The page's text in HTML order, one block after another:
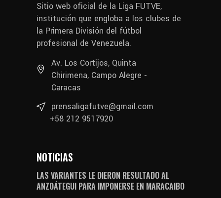
Sitio web oficial de la Liga FUTVE,
institución que engloba a los clubes de
la Primera División del fútbol
profesional de Venezuela.
Av. Los Cortijos, Quinta
Chirimena, Campo Alegre -
Caracas
prensaligafutve@gmail.com
+58 212 9517920
NOTICIAS
LAS VARIANTES LE DIERON RESULTADO AL
ANZOÁTEGUI PARA IMPONERSE EN MARACAIBO